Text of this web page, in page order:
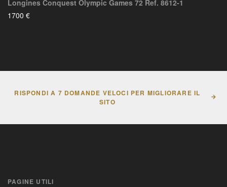
Longines Conquest Olympic Games 72 Ref. 8612-1
1700 €
RISPONDI A 7 DOMANDE VELOCI PER MIGLIORARE IL
SITO
PAGINE UTILI